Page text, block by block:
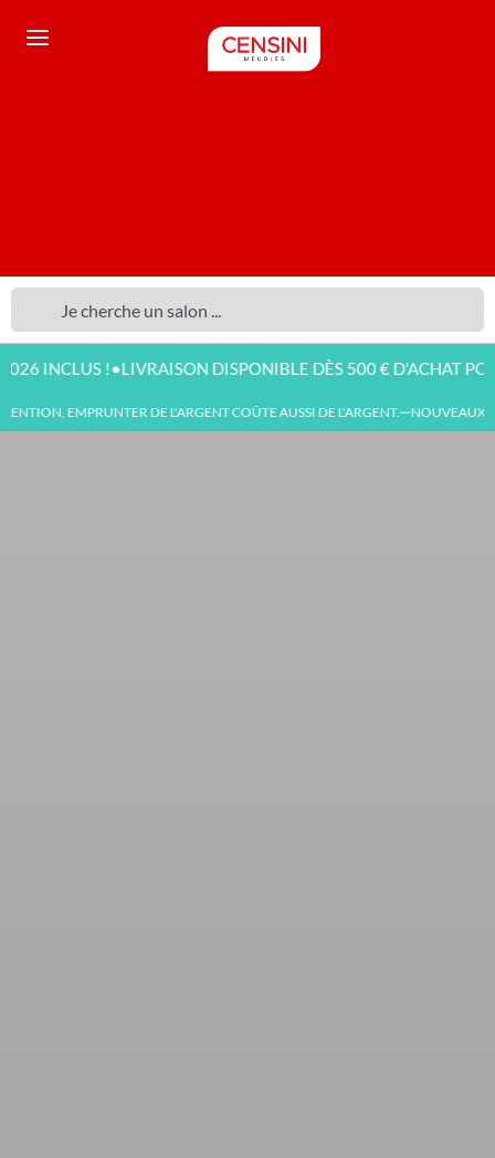
DÈS 500 € D'ACHAT POUR TOUTE COMMANDE EN LIGNE !•
DE L'ARGENT COÛTE AUSSI DE L'ARGENT.—NOUVEAUX LOTS DE